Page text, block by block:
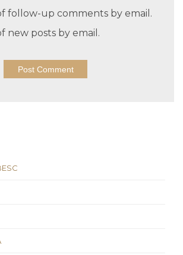
follow-up comments by email.
new posts by email.